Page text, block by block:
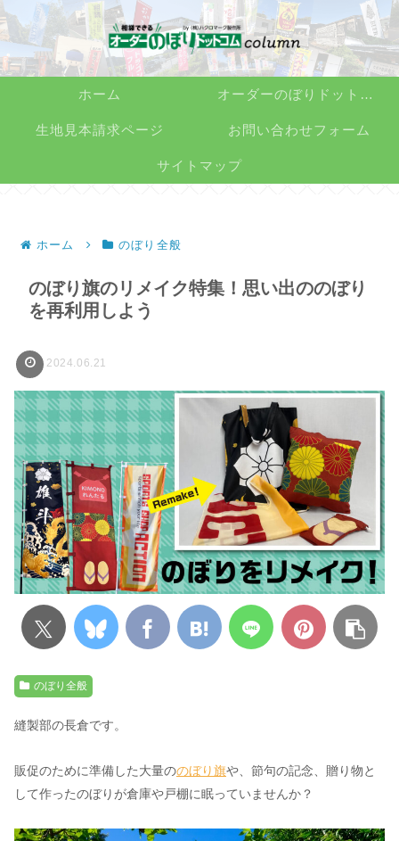
ホーム オーダーのぼりドットコム
生地見本請求ページ お問い合わせフォーム
サイトマップ
ホーム のぼり全般
のぼり旗のリメイク特集！思い出ののぼり
を再利用しよう
2024.06.21
のぼり全般
縫製部の長倉です。
販促のために準備した大量ののぼり旗や、節句の記念、贈り物と
して作ったのぼりが倉庫や戸棚に眠っていませんか？